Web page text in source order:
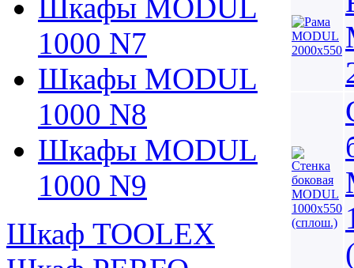
Шкафы MODUL
1000 N7
Шкафы MODUL
1000 N8
Шкафы MODUL
1000 N9
Шкаф TOOLEX